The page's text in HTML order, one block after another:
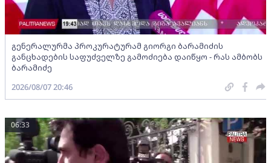
გენერალურმა პროკურატურამ გიორგი ბარამიძის
განცხადების საფუძველზე გამოძიება დაიწყო - რას ამბობს
ბარამიძე
2026/08/07 20:46
06:33